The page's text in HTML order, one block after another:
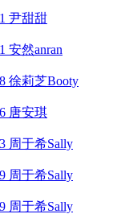
尹甜甜
安然anran
徐莉芝Booty
唐安琪
周于希Sally
周于希Sally
周于希Sally